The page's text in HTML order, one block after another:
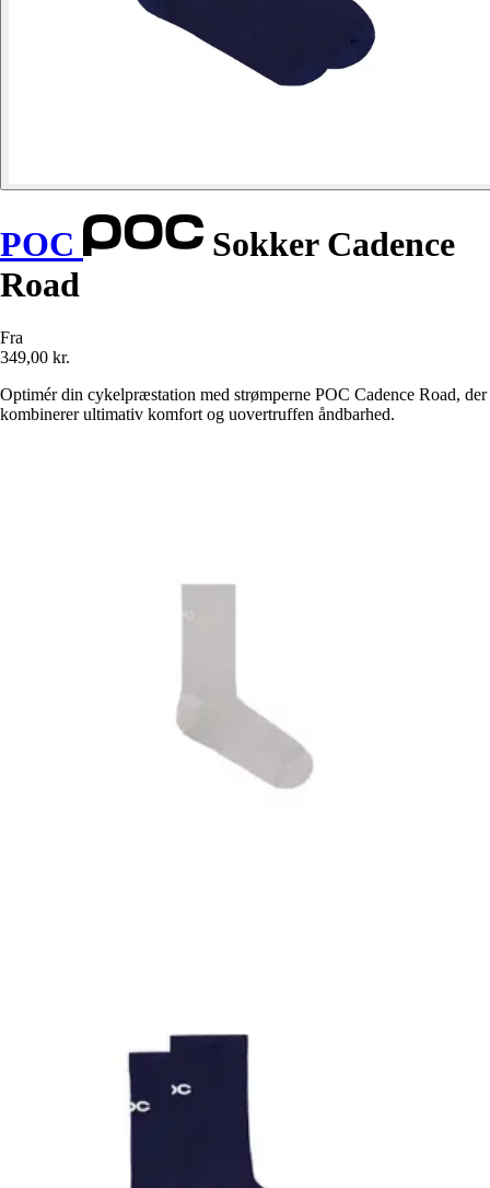
POC
Sokker Cadence
Road
Fra
349,00 kr.
Optimér din cykelpræstation med strømperne POC Cadence Road, der
kombinerer ultimativ komfort og uovertruffen åndbarhed.